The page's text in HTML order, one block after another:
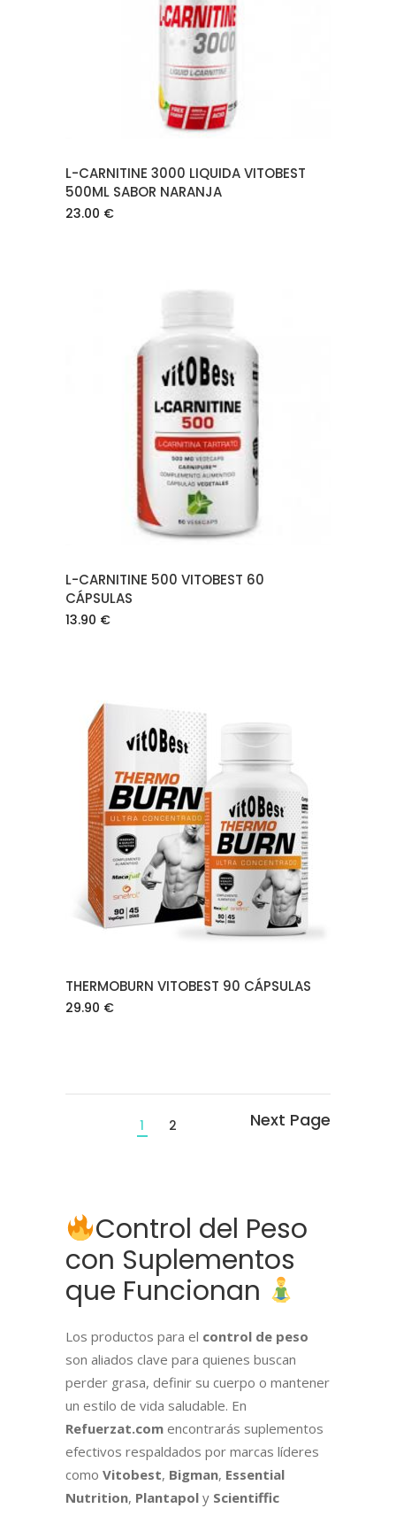
LEER MÁS
L-CARNITINE 3000 LIQUIDA VITOBEST
500ML SABOR NARANJA
23.00 €
AÑADIR AL CARRITO
L-CARNITINE 500 VITOBEST 60
CÁPSULAS
13.90 €
AÑADIR AL CARRITO
THERMOBURN VITOBEST 90 CÁPSULAS
29.90 €
1 2
Control del Peso
con Suplementos
que Funcionan
Los productos para el control de peso
son aliados clave para quienes buscan
perder grasa, definir su cuerpo o mantener
un estilo de vida saludable. En
Refuerzat.com encontrarás suplementos
efectivos respaldados por marcas líderes
como Vitobest, Bigman, Essential
Nutrition, Plantapol y Scientiffic